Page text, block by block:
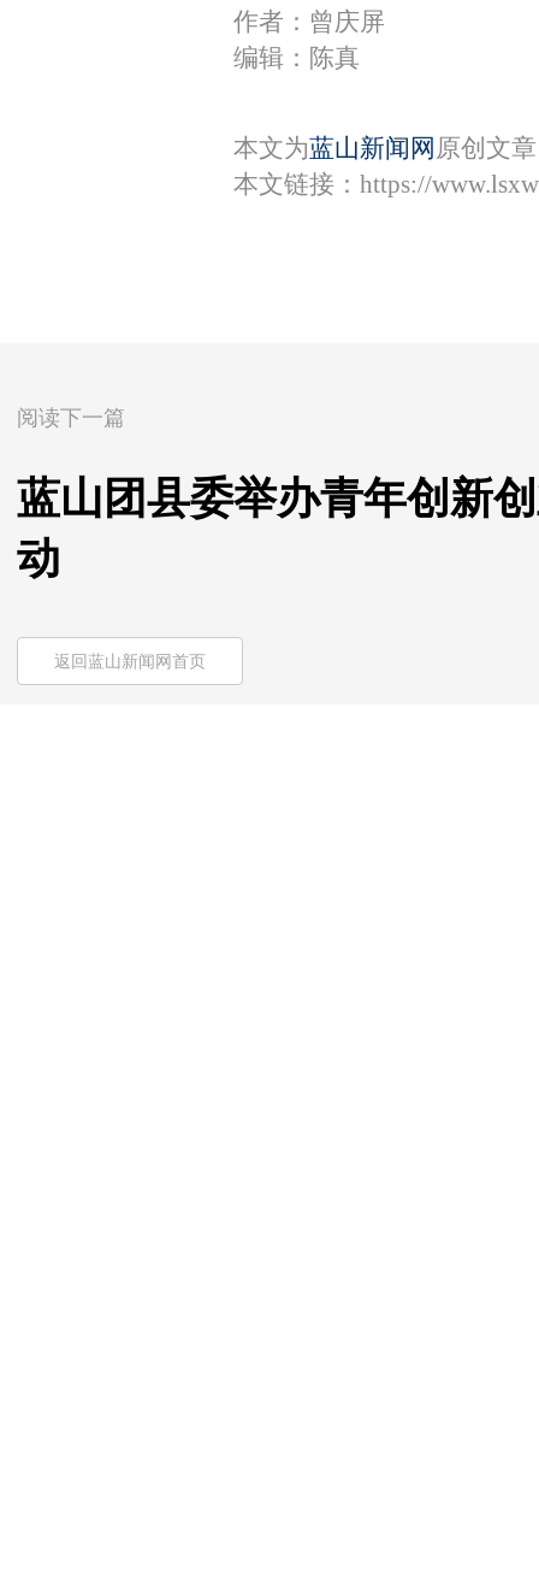
作者：曾庆屏
编辑：陈真
本文为蓝山新闻网 原创文
本文链接： https://
阅读下一篇
蓝山团县委举办青年创新
动
返回蓝山新闻网首页